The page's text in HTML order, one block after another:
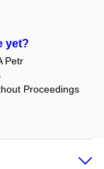
yet?
Petr
Proceedings